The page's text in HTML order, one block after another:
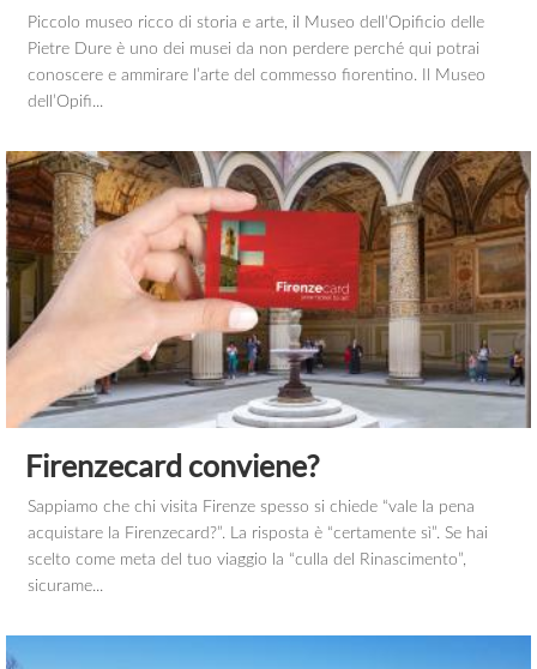
Piccolo museo ricco di storia e arte, il Museo dell’Opificio delle
Pietre Dure è uno dei musei da non perdere perché qui potrai
conoscere e ammirare l’arte del commesso fiorentino. Il Museo
dell’Opifi...
Firenzecard conviene?
Sappiamo che chi visita Firenze spesso si chiede “vale la pena
acquistare la Firenzecard?”. La risposta è “certamente sì”. Se hai
scelto come meta del tuo viaggio la “culla del Rinascimento”,
sicurame...